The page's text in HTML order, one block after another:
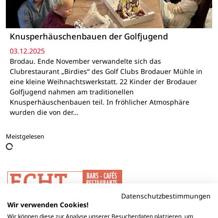
Knusperhäuschenbauen der Golfjugend
03.12.2025
Brodau. Ende November verwandelte sich das
Clubrestaurant „Birdies“ des Golf Clubs Brodauer Mühle in
eine kleine Weihnachtswerkstatt. 22 Kinder der Brodauer
Golfjugend nahmen am traditionellen
Knusperhäuschenbauen teil. In fröhlicher Atmosphäre
wurden die von der…
Meistgelesen
Datenschutzbestimmungen
Wir verwenden Cookies!
Wir können diese zur Analyse unserer Besucherdaten platzieren, um